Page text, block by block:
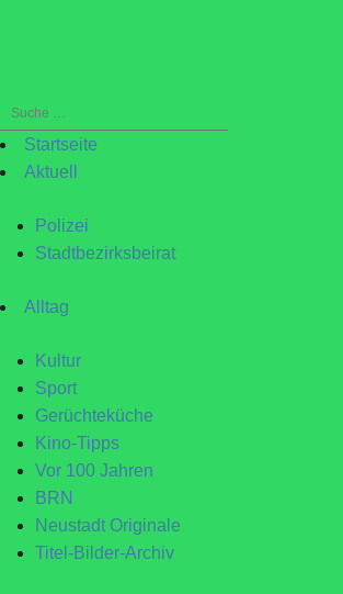
Suche
nach:Startseite
Aktuell
Polizei
Stadtbezirksbeirat
Alltag
Kultur
Sport
Gerüchteküche
Kino-Tipps
Vor 100 Jahren
BRN
Neustadt Originale
Titel-Bilder-Archiv